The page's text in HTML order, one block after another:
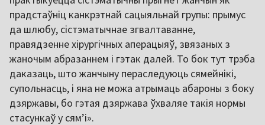
прадстаўніц канкрэтнай сацыяльнай групы: прымус
да шлюбу, сістэматычнае згвалтаванне,
правядзенне хірургічных аперацыяў, звязаных з
жаночым абразаннем і гэтак далей. То бок тут трэба
даказаць, што жанчыну пераследуюць сямейнікі,
супольнасць, і яна не можа атрымаць абароны з боку
дзяржавы, бо гэтая дзяржава ўхваляе такія нормы
стасункаў у сям’і».